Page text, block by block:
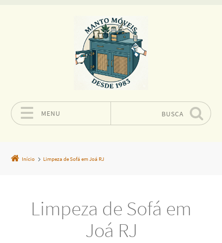
MENU BUSCA
Início Limpeza de Sofá em Joá RJ
Limpeza de Sofá em
Joá RJ